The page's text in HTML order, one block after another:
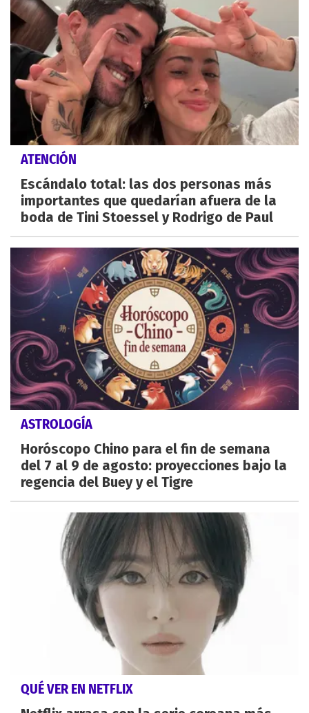
ATENCIÓN
Escándalo total: las dos personas más
importantes que quedarían afuera de la
boda de Tini Stoessel y Rodrigo de Paul
ASTROLOGÍA
Horóscopo Chino para el fin de semana
del 7 al 9 de agosto: proyecciones bajo la
regencia del Buey y el Tigre
QUÉ VER EN NETFLIX